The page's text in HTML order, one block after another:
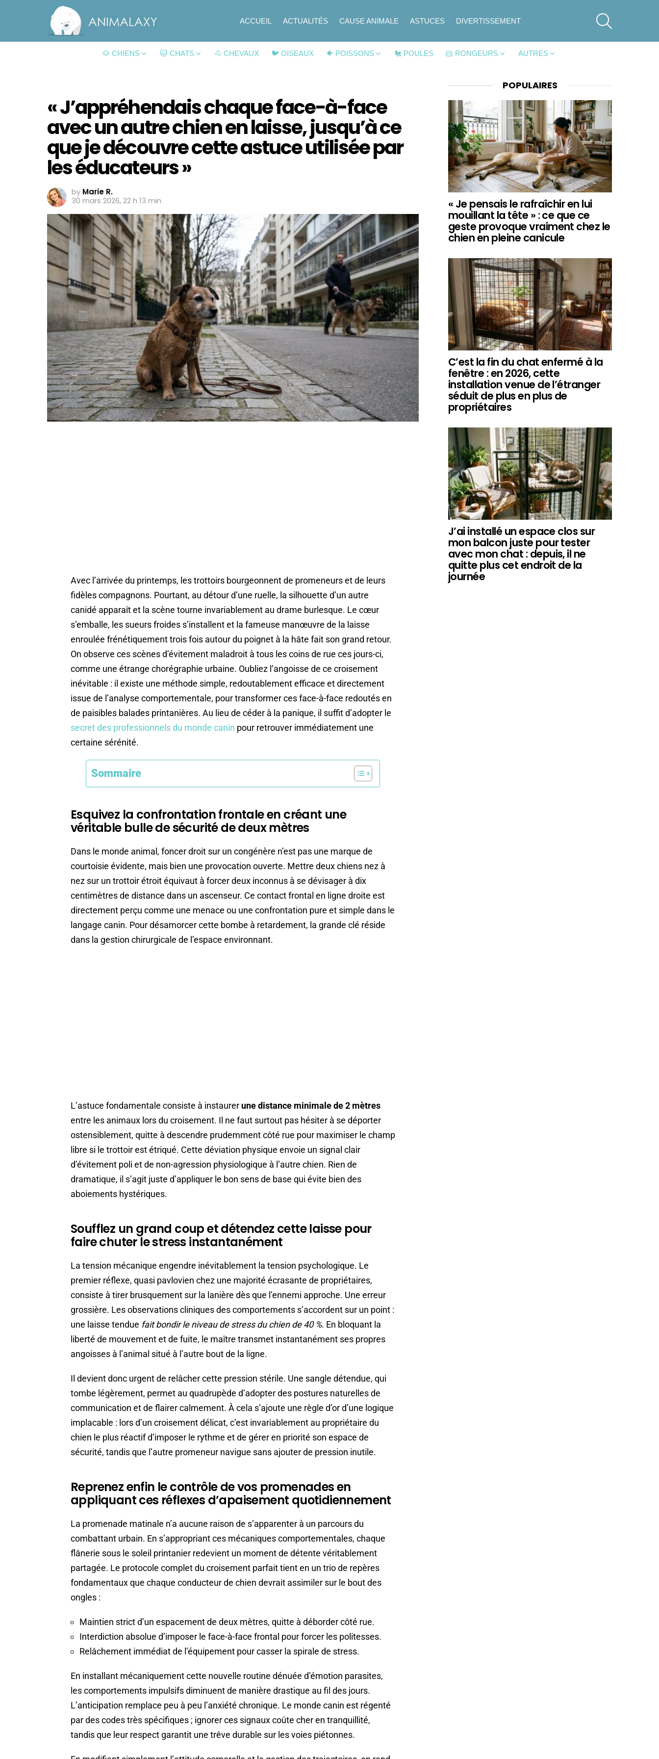
ACCUEIL ACTUALITÉS CAUSE ANIMALE ASTUCES DIVERTISSEMENT
🐶 CHIENS 🐱 CHATS 🐴 CHEVAUX 🐦 OISEAUX 🐠 POISSONS 🐔 POULES 🐹 RONGEURS AUTRES
« J’appréhendais chaque face-à-face
avec un autre chien en laisse, jusqu’à ce
que je découvre cette astuce utilisée par
les éducateurs »
by Marie R.
30 mars 2026, 22 h 13 min
Avec l’arrivée du printemps, les trottoirs bourgeonnent de promeneurs et de leurs
fidèles compagnons. Pourtant, au détour d’une ruelle, la silhouette d’un autre
canidé apparaît et la scène tourne invariablement au drame burlesque. Le cœur
s’emballe, les sueurs froides s’installent et la fameuse manœuvre de la laisse
enroulée frénétiquement trois fois autour du poignet à la hâte fait son grand retour.
On observe ces scènes d’évitement maladroit à tous les coins de rue ces jours-ci,
comme une étrange chorégraphie urbaine. Oubliez l’angoisse de ce croisement
inévitable : il existe une méthode simple, redoutablement efficace et directement
issue de l’analyse comportementale, pour transformer ces face-à-face redoutés en
de paisibles balades printanières. Au lieu de céder à la panique, il suffit d’adopter le
secret des professionnels du monde canin pour retrouver immédiatement une
certaine sérénité.
Sommaire
Esquivez la confrontation frontale en créant une
véritable bulle de sécurité de deux mètres
Dans le monde animal, foncer droit sur un congénère n’est pas une marque de
courtoisie évidente, mais bien une provocation ouverte. Mettre deux chiens nez à
nez sur un trottoir étroit équivaut à forcer deux inconnus à se dévisager à dix
centimètres de distance dans un ascenseur. Ce contact frontal en ligne droite est
directement perçu comme une menace ou une confrontation pure et simple dans le
langage canin. Pour désamorcer cette bombe à retardement, la grande clé réside
dans la gestion chirurgicale de l’espace environnant.
L’astuce fondamentale consiste à instaurer une distance minimale de 2 mètres
entre les animaux lors du croisement. Il ne faut surtout pas hésiter à se déporter
ostensiblement, quitte à descendre prudemment côté rue pour maximiser le champ
libre si le trottoir est étriqué. Cette déviation physique envoie un signal clair
d’évitement poli et de non-agression physiologique à l’autre chien. Rien de
dramatique, il s’agit juste d’appliquer le bon sens de base qui évite bien des
aboiements hystériques.
Soufflez un grand coup et détendez cette laisse pour
faire chuter le stress instantanément
La tension mécanique engendre inévitablement la tension psychologique. Le
premier réflexe, quasi pavlovien chez une majorité écrasante de propriétaires,
consiste à tirer brusquement sur la lanière dès que l’ennemi approche. Une erreur
grossière. Les observations cliniques des comportements s’accordent sur un point :
une laisse tendue fait bondir le niveau de stress du chien de 40 %. En bloquant la
liberté de mouvement et de fuite, le maître transmet instantanément ses propres
angoisses à l’animal situé à l’autre bout de la ligne.
Il devient donc urgent de relâcher cette pression stérile. Une sangle détendue, qui
tombe légèrement, permet au quadrupède d’adopter des postures naturelles de
communication et de flairer calmement. À cela s’ajoute une règle d’or d’une logique
implacable : lors d’un croisement délicat, c’est invariablement au propriétaire du
chien le plus réactif d’imposer le rythme et de gérer en priorité son espace de
sécurité, tandis que l’autre promeneur navigue sans ajouter de pression inutile.
Reprenez enfin le contrôle de vos promenades en
appliquant ces réflexes d’apaisement quotidiennement
La promenade matinale n’a aucune raison de s’apparenter à un parcours du
combattant urbain. En s’appropriant ces mécaniques comportementales, chaque
flânerie sous le soleil printanier redevient un moment de détente véritablement
partagée. Le protocole complet du croisement parfait tient en un trio de repères
fondamentaux que chaque conducteur de chien devrait assimiler sur le bout des
ongles :
Maintien strict d’un espacement de deux mètres, quitte à déborder côté rue.
Interdiction absolue d’imposer le face-à-face frontal pour forcer les politesses.
Relâchement immédiat de l’équipement pour casser la spirale de stress.
En installant mécaniquement cette nouvelle routine dénuée d’émotion parasites,
les comportements impulsifs diminuent de manière drastique au fil des jours.
L’anticipation remplace peu à peu l’anxiété chronique. Le monde canin est régenté
par des codes très spécifiques ; ignorer ces signaux coûte cher en tranquillité,
tandis que leur respect garantit une trêve durable sur les voies piétonnes.
POPULAIRES
« Je pensais le rafraîchir en lui
mouillant la tête » : ce que ce
geste provoque vraiment chez le
chien en pleine canicule
C’est la fin du chat enfermé à la
fenêtre : en 2026, cette
installation venue de l’étranger
séduit de plus en plus de
propriétaires
J’ai installé un espace clos sur
mon balcon juste pour tester
avec mon chat : depuis, il ne
quitte plus cet endroit de la
journée